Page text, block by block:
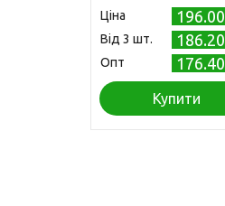
Ціна 196.00
Від 3 шт.
186.20
Опт
176.40
Купити